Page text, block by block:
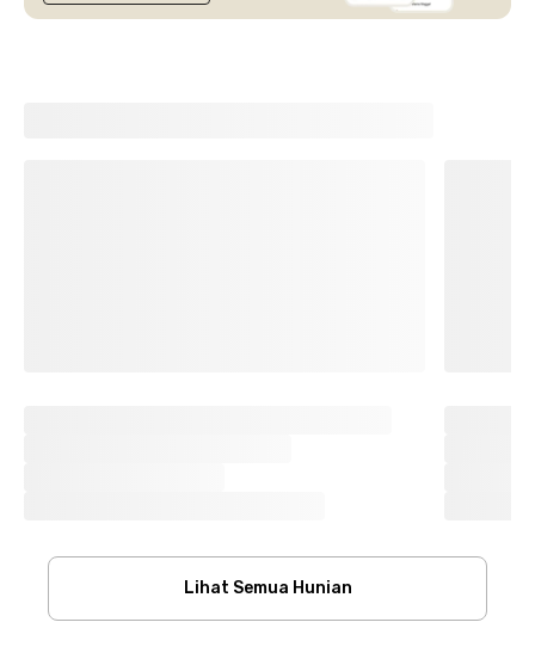
Lihat Semua Hunian